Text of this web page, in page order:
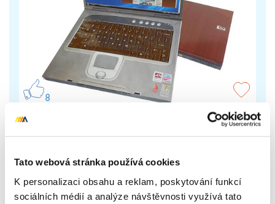
Tato webová stránka používá cookies
K personalizaci obsahu a reklam, poskytování funkcí
sociálních médií a analýze návštěvnosti využívá tato
8
kanceláře i vtipný dárek pro studenta. Velmi